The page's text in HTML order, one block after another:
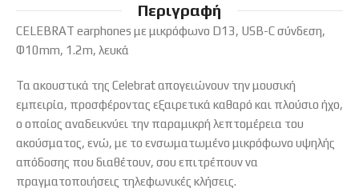
Περιγραφή
CELEBRAT earphones με μικρόφωνο D13, USB-C σύνδεση,
Φ10mm, 1.2m, λευκά
Τα ακουστικά της Celebrat απογειώνουν την μουσική
εμπειρία, προσφέροντας εξαιρετικά καθαρό και πλούσιο ήχο,
ο οποίος αναδεικνύει την παραμικρή λεπτομέρεια του
ακούσματος, ενώ, με το ενσωματωμένο μικρόφωνο υψηλής
απόδοσης που διαθέτουν, σου επιτρέπουν να
πραγματοποιήσεις τηλεφωνικές κλήσεις.